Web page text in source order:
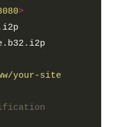
>
your-site